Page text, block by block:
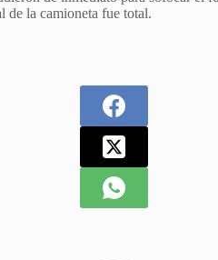
de la camioneta fue total.